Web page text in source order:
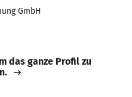
GmbH
das ganze Profil zu